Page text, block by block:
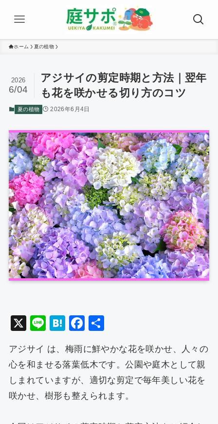
ホーム 夏の植物
アジサイの剪定時期と方法｜翌年
も花を咲かせる切り方のコツ
2026
6/04
夏の植物 2026年6月4日
X
Li
e
H
e
n
a
F
c
e
b
o
アジサイ は、梅雨に鮮やかな花を咲かせ、人々の
心を和ませる落葉低木です。公園や庭木として親
しまれていますが、適切な剪定で毎年美しい花を
咲かせ、樹形も整えられます。